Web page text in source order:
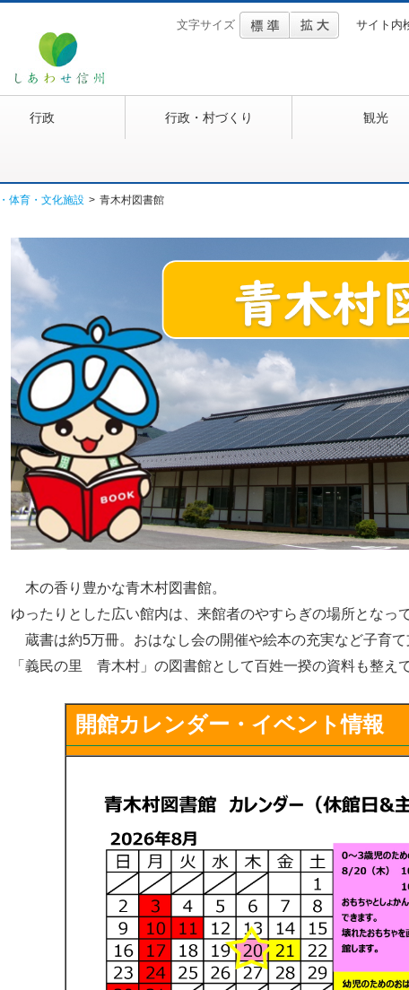
文字サイズ サイト内
行政 行政・村づくり 観光
体育・文化施設 > 青木村図書館
木の香り豊かな青木村図書館。
ゆったりとした広い館内は、来館者のやすらぎの場所となっ
蔵書は約5万冊。おはなし会の開催や絵本の充実など子育て
「義民の里 青木村」の図書館として百姓一揆の資料も整え
開館カレンダー・イベント情報